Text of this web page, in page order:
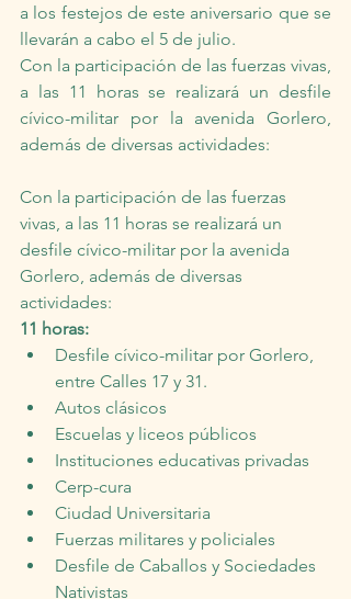
a los festejos de este aniversario que se
llevarán a cabo el 5 de julio.
Con la participación de las fuerzas vivas,
a las 11 horas se realizará un desfile
cívico-militar por la avenida Gorlero,
además de diversas actividades:
Con la participación de las fuerzas
vivas, a las 11 horas se realizará un
desfile cívico-militar por la avenida
Gorlero, además de diversas
actividades:
11 horas:
Desfile cívico-militar por Gorlero,
entre Calles 17 y 31.
Autos clásicos
Escuelas y liceos públicos
Instituciones educativas privadas
Cerp-cura
Ciudad Universitaria
Fuerzas militares y policiales
Desfile de Caballos y Sociedades
Nativistas